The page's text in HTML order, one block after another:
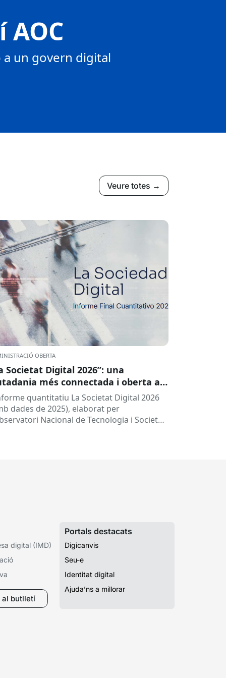
a un govern digital
Veure totes →
OBERTA
Societat Digital 2026”: una
més connectada i oberta a
artificial
quantitatiu La Societat Digital 2026
dades de 2025), elaborat per
Nacional de Tecnologia i Societat
digital (IMD)
butlletí
Portals destacats
Digicanvis
Seu-e
Identitat digital
Ajuda’ns a millorar